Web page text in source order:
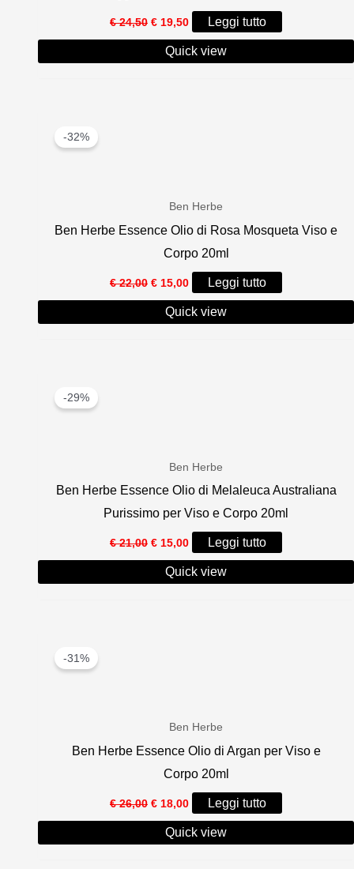
€24,50 Il
prezzo
originale
era:
€ 19,50 Il
prezzo
attuale
è:
Leggi tutto
Quick view
-32%
Ben Herbe
Ben Herbe Essence Olio di Rosa Mosqueta Viso e
Corpo 20ml
€22,00 Il
prezzo
originale
era:
€ 15,00 Il
prezzo
attuale
è:
Leggi tutto
Quick view
-29%
Ben Herbe
Ben Herbe Essence Olio di Melaleuca Australiana
Purissimo per Viso e Corpo 20ml
€21,00 Il
prezzo
originale
era:
€ 15,00 Il
prezzo
attuale
è:
Leggi tutto
Quick view
-31%
Ben Herbe
Ben Herbe Essence Olio di Argan per Viso e
Corpo 20ml
€26,00 Il
prezzo
originale
era:
€ 18,00 Il
prezzo
attuale
è:
Leggi tutto
Quick view